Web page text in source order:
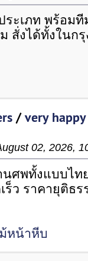
ะเภท พร้อม
สั่งได้ทั้งในก
/very
02, 2026,
ศพทั้งแบบไท
ว ราคายุติธร
หน้าหีบ